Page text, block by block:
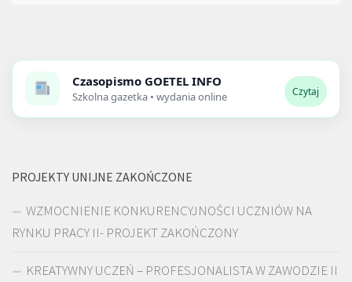
Czasopismo GOETEL INFO
Szkolna gazetka • wydania online Czytaj
PROJEKTY UNIJNE ZAKOŃCZONE
WZMOCNIENIE KONKURENCYJNOŚCI UCZNIÓW NA
RYNKU PRACY II- PROJEKT ZAKOŃCZONY
KREATYWNY UCZEŃ – PROFESJONALISTA W ZAWODZIE II